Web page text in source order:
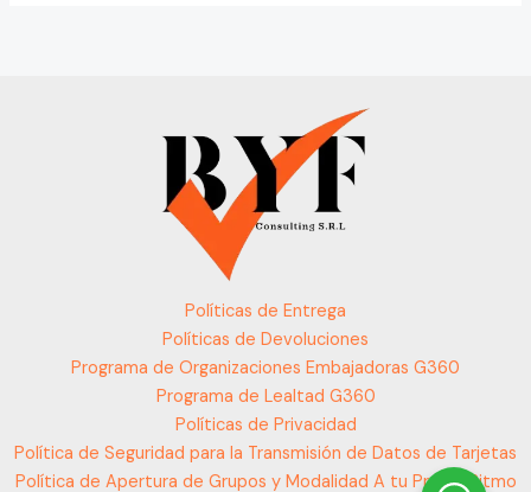
Políticas de Entrega
Políticas de Devoluciones
Programa de Organizaciones Embajadoras G360
Programa de Lealtad G360
Políticas de Privacidad
Política de Seguridad para la Transmisión de Datos de Tarjetas
Política de Apertura de Grupos y Modalidad A tu Propio Ritmo